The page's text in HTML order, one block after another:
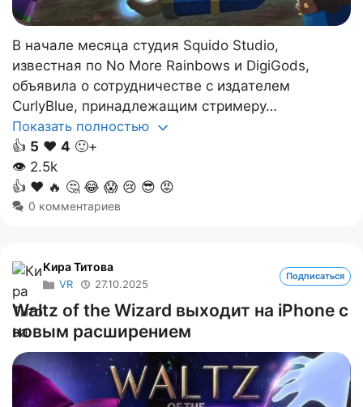
В начале месяца студия Squido Studio,
известная по No More Rainbows и DigiGods,
объявила о сотрудничестве с издателем
CurlyBlue, принадлежащим стримеру…
Показать полностью
👍 5 ❤️ 4 🙂+
👁 2.5k
👍 ❤️ 🔥 🤔 😂 😱 😢 😎 😡
0 комментариев
Кира Титова
VR 27.10.2025
Подписаться
Waltz of the Wizard выходит на iPhone с
новым расширением